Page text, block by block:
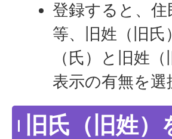
登録すると、
等、旧姓（旧
（氏）と旧姓
表示の有無を
旧氏（旧姓